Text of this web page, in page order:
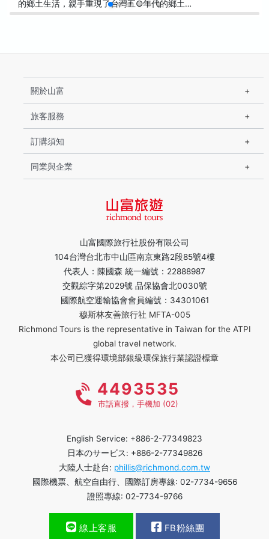
的鄉土生活，親手重現了台灣五○年代的鄉土…
山富國際旅行社股份有限公司
104台灣台北市中山區南京東路2段85號4樓
代表人：陳國森 統一編號：22888987
交觀綜字第2029號 品保協會北0030號
國際航空運輸協會會員編號：34301061
穆斯林友善旅行社 MFTA-005
Richmond Tours is the representative in Taiwan for the ATPI
global travel network.
本公司已獲得環境部銀級環保旅行業認證標章
關於山富
旅客服務
訂購須知
同業與企業
4493535
市話直撥，手機加 (02)
English Service: +886-2-77349823
日本のサービス: +886-2-77349826
大陸人士赴台: phillis@richmond.com.tw
國際機票、航空自由行、國際訂房專線: 02-7734-9656
證照專線: 02-7734-9766
線上客服 FB粉絲團